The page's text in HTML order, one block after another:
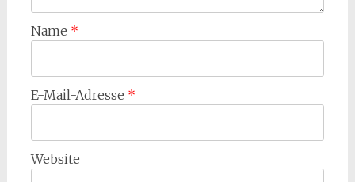
Name *
E-Mail-Adresse *
Website